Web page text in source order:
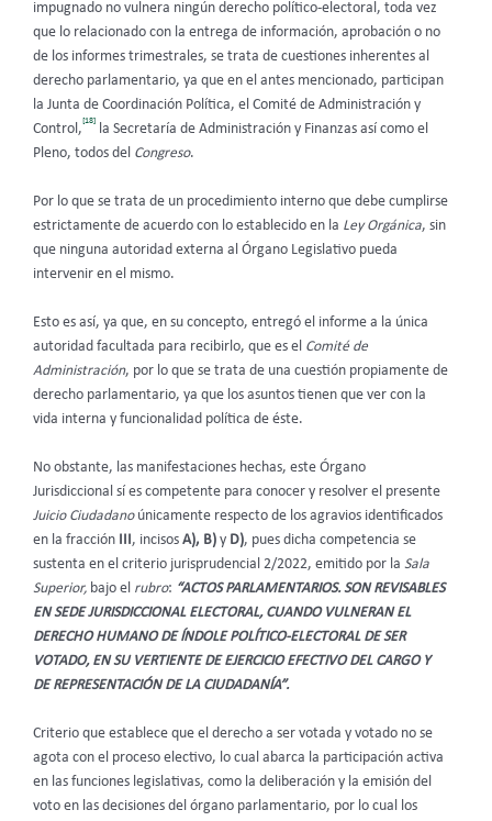
impugnado no vulnera ningún derecho político-electoral, toda vez
que lo relacionado con la entrega de información, aprobación o no
de los informes trimestrales, se trata de cuestiones inherentes al
derecho parlamentario, ya que en el antes mencionado, participan
la Junta de Coordinación Política, el Comité de Administración y
Control,
[18]
la Secretaría de Administración y Finanzas así como el
Pleno, todos del Congreso.
Por lo que se trata de un procedimiento interno que debe cumplirse
estrictamente de acuerdo con lo establecido en la Ley Orgánica, sin
que ninguna autoridad externa al Órgano Legislativo pueda
intervenir en el mismo.
Esto es así, ya que, en su concepto, entregó el informe a la única
autoridad facultada para recibirlo, que es el Comité de
Administración, por lo que se trata de una cuestión propiamente de
derecho parlamentario, ya que los asuntos tienen que ver con la
vida interna y funcionalidad política de éste.
No obstante, las manifestaciones hechas, este Órgano
Jurisdiccional sí es competente para conocer y resolver el presente
Juicio Ciudadano únicamente respecto de los agravios identificados
en la fracción
, incisos A), B) y D), pues dicha competencia se
sustenta en el criterio jurisprudencial 2/2022, emitido por la Sala
Superior, bajo el rubro: “ACTOS PARLAMENTARIOS. SON REVISABLES
EN SEDE JURISDICCIONAL ELECTORAL, CUANDO VULNERAN EL
DERECHO HUMANO DE ÍNDOLE POLÍTICO-ELECTORAL DE SER
VOTADO, EN SU VERTIENTE DE EJERCICIO EFECTIVO DEL CARGO Y
DE REPRESENTACIÓN DE LA CIUDADANÍA”.
Criterio que establece que el derecho a ser votada y votado no se
agota con el proceso electivo, lo cual abarca la participación activa
en las funciones legislativas, como la deliberación y la emisión del
voto en las decisiones del órgano parlamentario, por lo cual los